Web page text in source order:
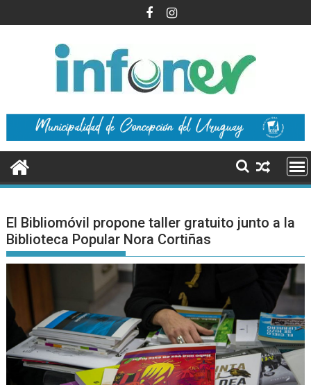
al
El Bibliomóvil propone taller gratuito junto a la
Biblioteca Popular Nora Cortiñas